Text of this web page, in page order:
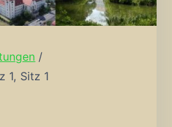
1, Sitz 1